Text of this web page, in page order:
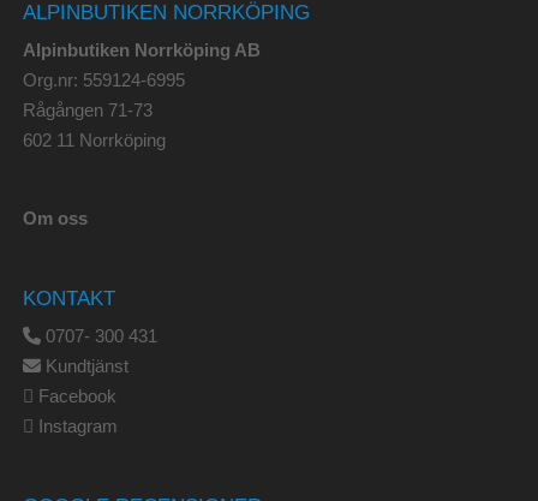
ALPINBUTIKEN NORRKÖPING
Alpinbutiken Norrköping AB
Org.nr: 559124-6995
Rågången 71-73
602 11 Norrköping
Om oss
KONTAKT
0707- 300 431
Kundtjänst
Facebook
Instagram